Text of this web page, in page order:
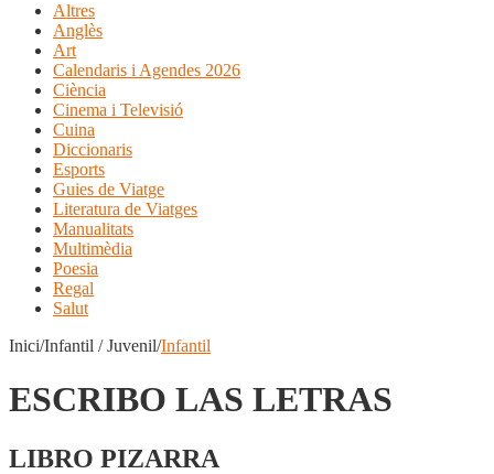
Altres
Anglès
Art
Calendaris i Agendes 2026
Ciència
Cinema i Televisió
Cuina
Diccionaris
Esports
Guies de Viatge
Literatura de Viatges
Manualitats
Multimèdia
Poesia
Regal
Salut
Inici/Infantil / Juvenil/Infantil
ESCRIBO LAS LETRAS
LIBRO PIZARRA